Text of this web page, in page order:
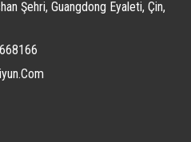
Şehri, Guangdong Eyaleti, Çin,